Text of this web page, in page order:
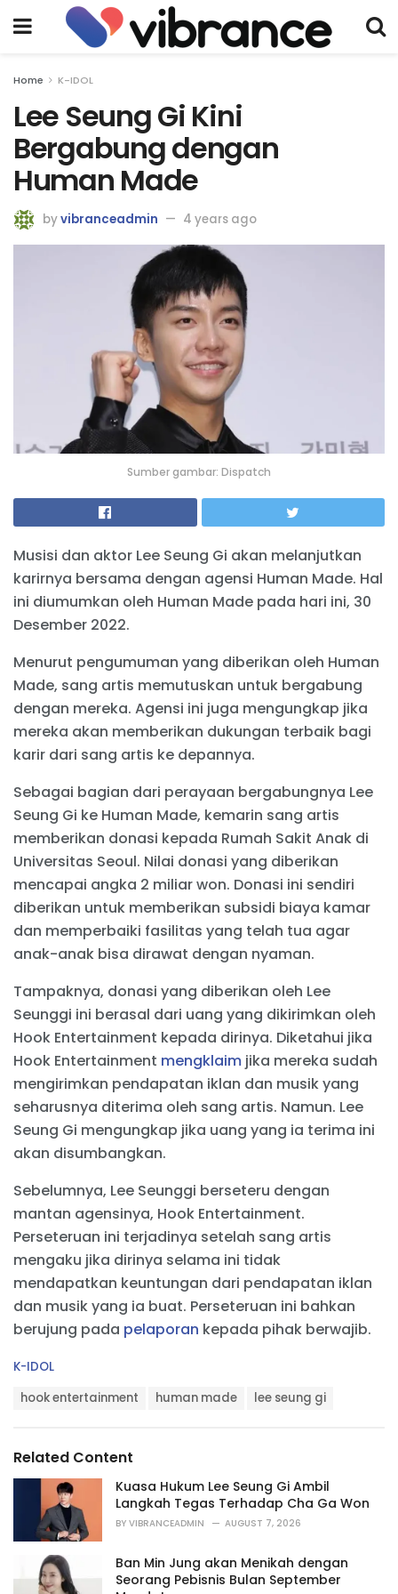
Home K-IDOL
Lee Seung Gi Kini
Bergabung dengan
Human Made
byvibranceadmin 4 years ago
Sumber gambar: Dispatch
Musisi dan aktor Lee Seung Gi akan melanjutkan
karirnya bersama dengan agensi Human Made. Hal
ini diumumkan oleh Human Made pada hari ini, 30
Desember 2022.
Menurut pengumuman yang diberikan oleh Human
Made, sang artis memutuskan untuk bergabung
dengan mereka. Agensi ini juga mengungkap jika
mereka akan memberikan dukungan terbaik bagi
karir dari sang artis ke depannya.
Sebagai bagian dari perayaan bergabungnya Lee
Seung Gi ke Human Made, kemarin sang artis
memberikan donasi kepada Rumah Sakit Anak di
Universitas Seoul. Nilai donasi yang diberikan
mencapai angka 2 miliar won. Donasi ini sendiri
diberikan untuk memberikan subsidi biaya kamar
dan memperbaiki fasilitas yang telah tua agar
anak-anak bisa dirawat dengan nyaman.
Tampaknya, donasi yang diberikan oleh Lee
Seunggi ini berasal dari uang yang dikirimkan oleh
Hook Entertainment kepada dirinya. Diketahui jika
Hook Entertainment mengklaim jika mereka sudah
mengirimkan pendapatan iklan dan musik yang
seharusnya diterima oleh sang artis. Namun. Lee
Seung Gi mengungkap jika uang yang ia terima ini
akan disumbangkan.
Sebelumnya, Lee Seunggi berseteru dengan
mantan agensinya, Hook Entertainment.
Perseteruan ini terjadinya setelah sang artis
mengaku jika dirinya selama ini tidak
mendapatkan keuntungan dari pendapatan iklan
dan musik yang ia buat. Perseteruan ini bahkan
berujung pada pelaporan kepada pihak berwajib.
C
r
i
K-IDOL
:
hook entertainment human made lee seung gi
Related Content
Kuasa Hukum Lee Seung Gi Ambil
Langkah Tegas Terhadap Cha Ga Won
BY VIBRANCEADMIN AUGUST 7, 2026
Ban Min Jung akan Menikah dengan
Seorang Pebisnis Bulan September